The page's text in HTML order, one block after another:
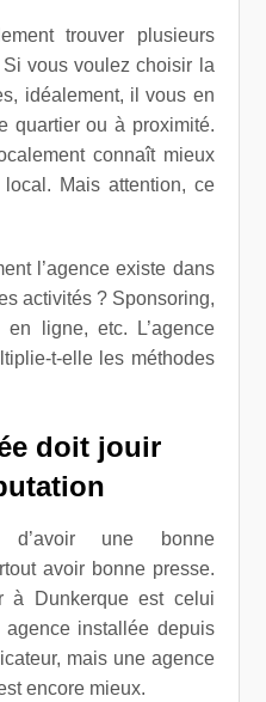
trouver plusieurs
vous voulez choisir la
idéalement, il vous en
quartier ou à proximité.
connaît mieux
Mais attention, ce
l’agence existe dans
activités ? Sponsoring,
en ligne, etc. L’agence
t-elle les méthodes
doit jouir
une bonne
avoir bonne presse.
à Dunkerque est celui
installée depuis
mais une agence
encore mieux.